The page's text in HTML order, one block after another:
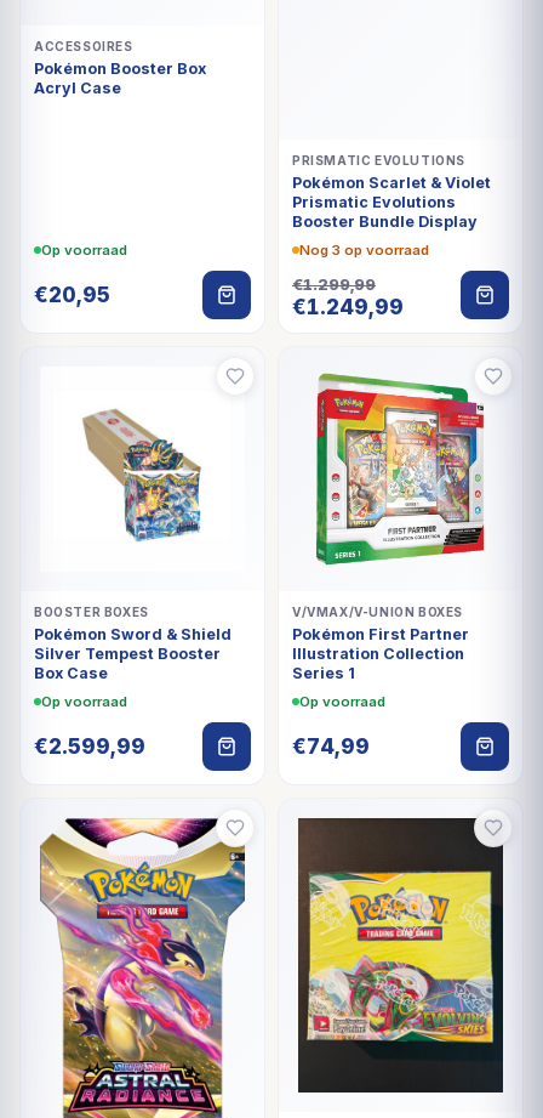
ACCESSOIRES
Pokémon Booster Box
Acryl Case
Op voorraad
€20,95
PRISMATIC EVOLUTIONS
Pokémon Scarlet & Violet
Prismatic Evolutions
Booster Bundle Display
Nog 3 op voorraad
€1.299,99
Oorspronkelijke
€1.299,99.
€1.249,99 Huidige
€1.249,99.
BOOSTER BOXES
Pokémon Sword & Shield
Silver Tempest Booster
Box Case
Op voorraad
€2.599,99
V/VMAX/V-UNION BOXES
Pokémon First Partner
Illustration Collection
Series 1
Op voorraad
€74,99